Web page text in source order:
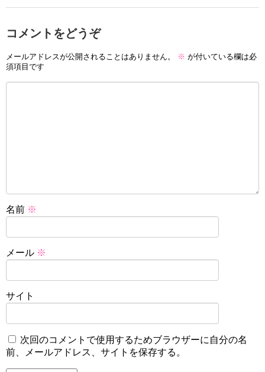
コメントをどうぞ
メールアドレスが公開されることはありません。 ※ が付いている欄は必
須項目です
名前 ※
メール ※
サイト
次回のコメントで使用するためブラウザーに自分の名
前、メールアドレス、サイトを保存する。